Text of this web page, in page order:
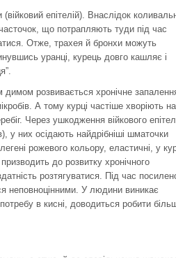
епітелій). Внаслідок
що потрапляють туди під час
Отже, трахея й бронхи можуть
уранці, курець довго кашляє і
димом розвивається хронічне
А тому курці частіше хворіють на
Через ушкодження війкового
у них осідають найдрібніші шматочки
рожевого кольору, еластичні, у
до розвитку хронічного
розтягуватися. Під час
неповноцінними. У людини виникає
в кисні, доводиться робити